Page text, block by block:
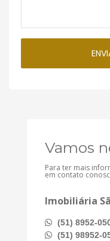
Vamos
Para ter mais
em contato
Imobiliária
(51) 8952-
(51) 98952-